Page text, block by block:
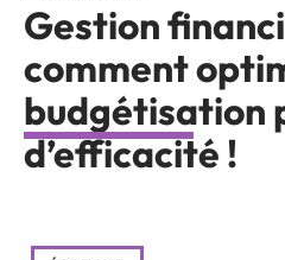
Gestion
comment
budgétisation
d’efficacité !